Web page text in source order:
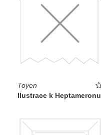
Toyen
Ilustrace k Heptameronu